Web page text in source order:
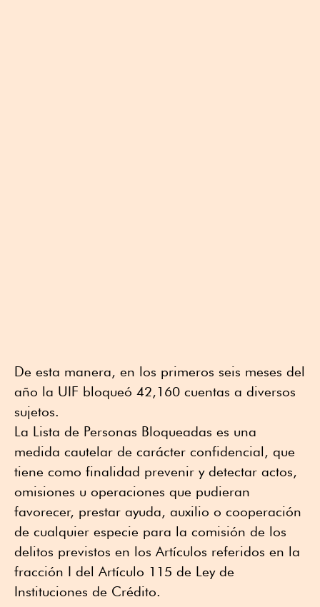
De esta manera, en los primeros seis meses del
año la UIF bloqueó 42,160 cuentas a diversos
sujetos.
La Lista de Personas Bloqueadas es una
medida cautelar de carácter confidencial, que
tiene como finalidad prevenir y detectar actos,
omisiones u operaciones que pudieran
favorecer, prestar ayuda, auxilio o cooperación
de cualquier especie para la comisión de los
delitos previstos en los Artículos referidos en la
fracción I del Artículo 115 de Ley de
Instituciones de Crédito.